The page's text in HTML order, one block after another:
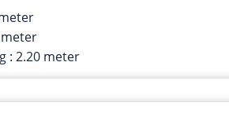
: 2.20 meter